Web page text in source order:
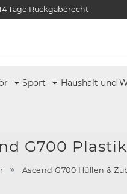
Tage Rückgaberecht
Sport Haushalt und
G700
Ascend G700 Hüllen &